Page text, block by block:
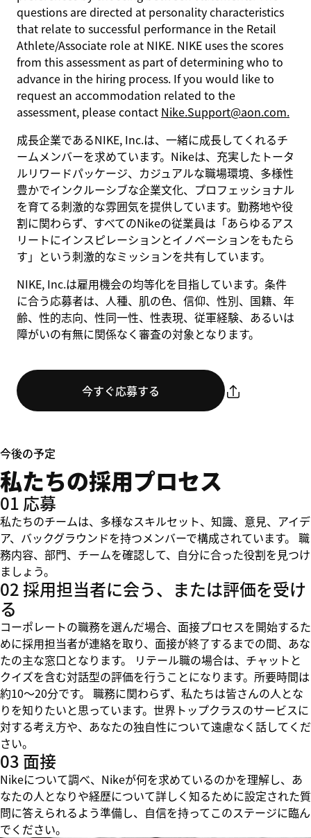
questions are directed at personality characteristics
that relate to successful performance in the Retail
Athlete/Associate role at NIKE. NIKE uses the scores
from this assessment as part of determining who to
advance in the hiring process. If you would like to
request an accommodation related to the
assessment, please contact Nike.Support@aon.com.
成長企業であるNIKE, Inc.は、一緒に成長してくれるチ
ームメンバーを求めています。Nikeは、充実したトータ
ルリワードパッケージ、カジュアルな職場環境、多様性
豊かでインクルーシブな企業文化、プロフェッショナル
を育てる刺激的な雰囲気を提供しています。勤務地や役
割に関わらず、すべてのNikeの従業員は「あらゆるアス
リートにインスピレーションとイノベーションをもたら
す」という刺激的なミッションを共有しています。
NIKE, Inc.は雇用機会の均等化を目指しています。条件
に合う応募者は、人種、肌の色、信仰、性別、国籍、年
齢、性的志向、性同一性、性表現、従軍経験、あるいは
障がいの有無に関係なく審査の対象となります。
今すぐ応募する
今後の予定
私たちの採用プロセス
01 応募
私たちのチームは、多様なスキルセット、知識、意見、アイデ
ア、バックグラウンドを持つメンバーで構成されています。 職
務内容、部門、チームを確認して、自分に合った役割を見つけ
ましょう。
02 採用担当者に会う、または評価を受け
る
コーポレートの職務を選んだ場合、面接プロセスを開始するた
めに採用担当者が連絡を取り、面接が終了するまでの間、あな
たの主な窓口となります。 リテール職の場合は、チャットと
クイズを含む対話型の評価を行うことになります。所要時間は
約10～20分です。 職務に関わらず、私たちは皆さんの人とな
りを知りたいと思っています。世界トップクラスのサービスに
対する考え方や、あなたの独自性について遠慮なく話してくだ
さい。
03 面接
Nikeについて調べ、Nikeが何を求めているのかを理解し、あ
なたの人となりや経歴について詳しく知るために設定された質
問に答えられるよう準備し、自信を持ってこのステージに臨ん
でください。